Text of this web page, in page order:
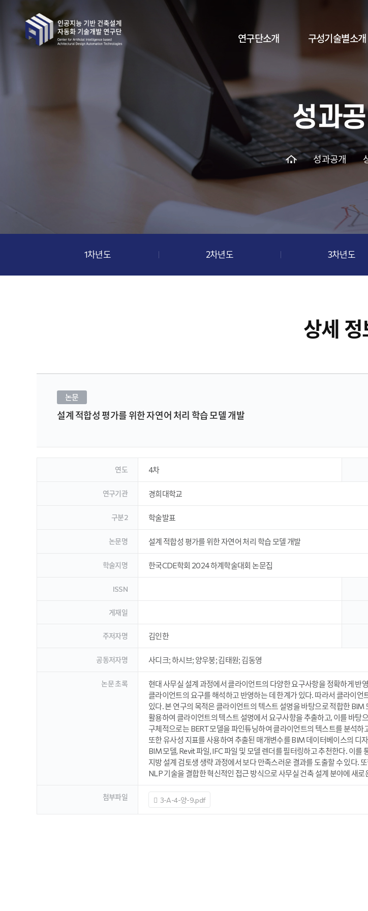
연구단소개
인사말
연구개요
연구목표
조직체계
구성기술별소개
구성기술 1
구성기술 2
구성기술 3
성과
성과공개
1차년도 2차년도 3차년도
상세 정
논문
설계 적합성 평가를 위한 자연어 처리 학습 모델 개발
연도 4차
연구기관 경희대학교
구분2 학술발표
논문명 설계 적합성 평가를 위한 자연어 처리 학습 모델 개발
학술지명 한국CDE학회 2024 하계학술대회 논문집
ISSN
게재일
주저자명 김인한
공동저자명 사디크; 하시브; 양우붕; 김태원; 김동영
논문 초록
현대 사무실 설계 과정에서 클라이언트의 다양한 요구사항을 정확하게 반
클라이언트의 요구를 해석하고 반영하는 데 한계가 있다. 따라서 클라이
있다. 본 연구의 목적은 클라이언트의 텍스트 설명을 바탕으로 적합한
활용하여 클라이언트의 텍스트 설명에서 요구사항을 추출하고, 이를 바
구체적으로는 BERT 모델을 파인튜닝하여 클라이언트의 텍스트를 분석
또한 유사성 지표를 사용하여 추출된 매개변수를 BIM 데이터베이스의 디
BIM 모델, Revit 파일, IFC 파일 및 모델 렌더를 필터링하고 추천한다. 이
지방 설계 검토생 생략 과정에서 보다 만족스러운 결과를 도출할 수 있다.
NLP 기술을 결합한 혁신적인 접근 방식으로 사무실 건축 설계 분야에 새
첨부파일 3-A-4-양-9.pdf